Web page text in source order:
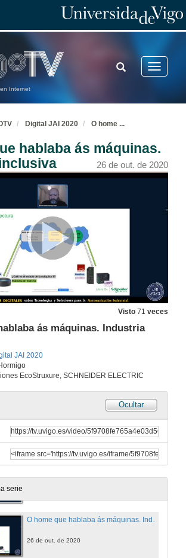
Internet
Toggle
TOGGLE
SEARCH
Digital JAI 2020 O home ...
hablaba ás máquinas.
26 de out. de 2020
Visto 71 veces
ás máquinas. Industria
JAI 2020
EcoStruxure, SCHNEIDER ELECTRIC
Ocultar
serie
Acto oficial de Apertura
26 de out. de 2020
DIHGIGAL: impulsando a transformación dixital da túa empresa
26 de out. de 2020
26 de out. de 2020
Retos e oportunidades do sector agroalimentario na era dixital
26 de out. de 2020
A evolución da robótica dinámica: Spot, o robot todoterreo
26 de out. de 2020